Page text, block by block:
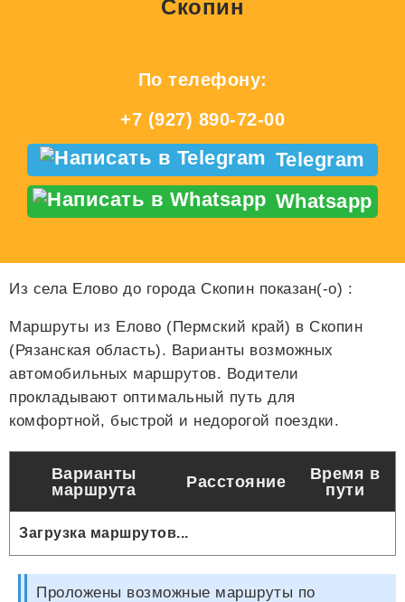
Скопин
По телефону:
+7 (927) 890-72-00
Telegram
Whatsapp
Из села Елово до города Скопин показан(-о) :
Маршруты из Елово (Пермский край) в Скопин
(Рязанская область). Варианты возможных
автомобильных маршрутов. Водители
прокладывают оптимальный путь для
комфортной, быстрой и недорогой поездки.
Варианты
маршрута
Расстояние
Время в
пути
Загрузка маршрутов...
Проложены возможные маршруты по